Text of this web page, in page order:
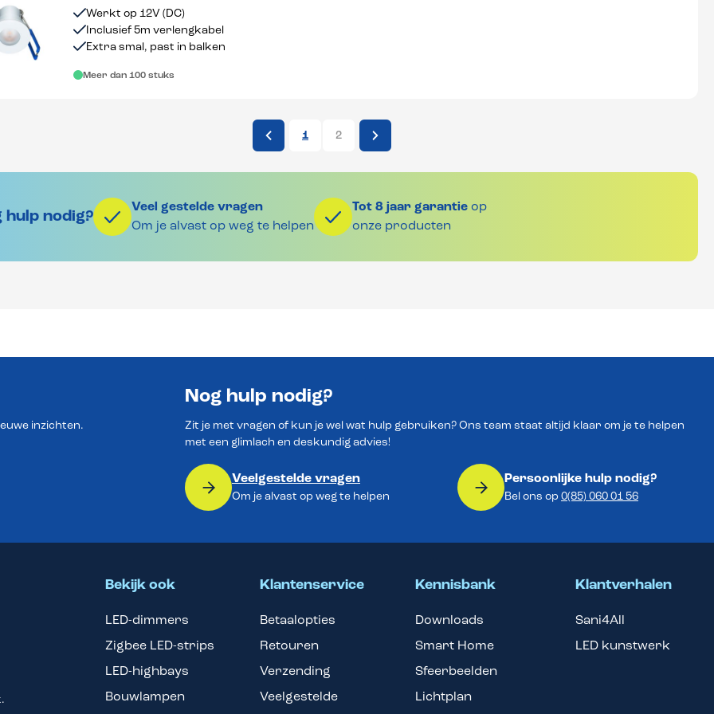
Werkt op 12V (DC)
Inclusief 5m verlengkabel
Extra smal, past in balken
Meer dan 100 stuks
1 2
hulp nodig?
Veel gestelde vragen
Om je alvast op weg te helpen
Tot 8 jaar garantie op
onze producten
inzichten.
Nog hulp nodig?
Zit je met vragen of kun je wel wat hulp gebruiken? Ons team staat altijd klaar om je te helpen
met een glimlach en deskundig advies!
Veelgestelde vragen
Om je alvast op weg te helpen
Persoonlijke hulp nodig?
Bel ons op 0(85) 060 01 56
Bekijk ook
LED-dimmers
Zigbee LED-strips
LED-highbays
Bouwlampen
Klantenservice
Betaalopties
Retouren
Verzending
Veelgestelde
Kennisbank
Downloads
Smart Home
Sfeerbeelden
Lichtplan
Klantverhalen
Sani4All
LED kunstwerk